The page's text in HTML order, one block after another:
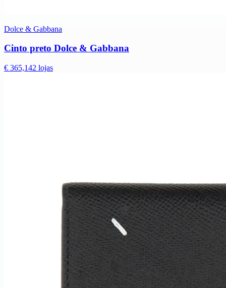
Dolce & Gabbana
Cinto preto Dolce & Gabbana
€ 365,142 lojas